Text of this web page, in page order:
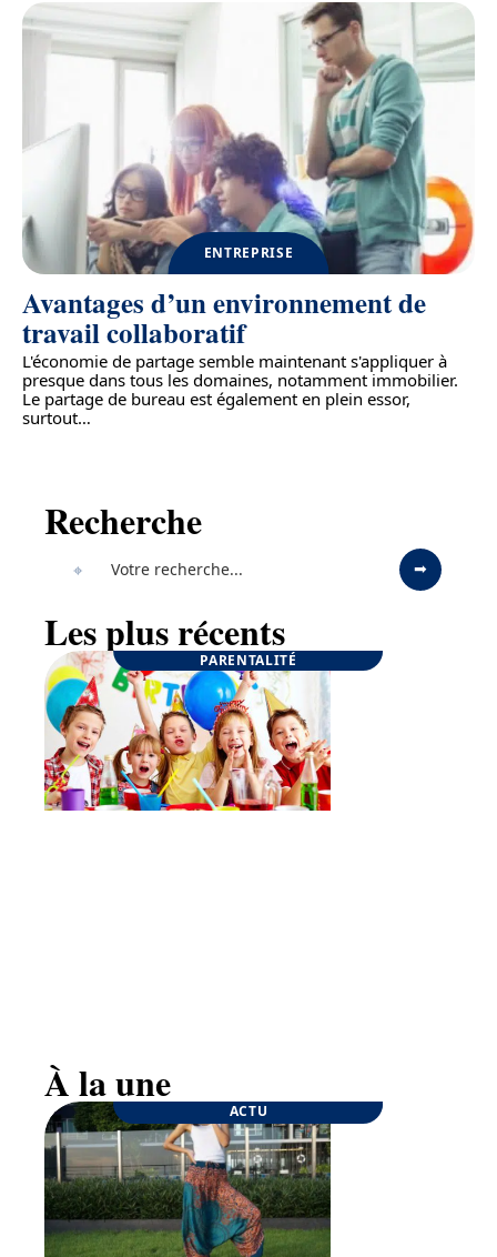
ENTREPRISE
Avantages d’un environnement de
travail collaboratif
L'économie de partage semble maintenant s'appliquer à
presque dans tous les domaines, notamment immobilier.
Le partage de bureau est également en plein essor,
surtout…
Recherche
Les plus récents
PARENTALITÉ
ENTREPRISE
À la une
ACTU